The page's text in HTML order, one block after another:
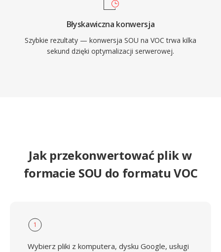
Błyskawiczna konwersja
Szybkie rezultaty — konwersja SOU na VOC trwa kilka
sekund dzięki optymalizacji serwerowej.
Jak przekonwertować plik w
formacie SOU do formatu VOC
1
Wybierz pliki z komputera, dysku Google, usługi